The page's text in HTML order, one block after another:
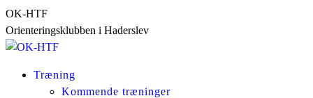
Skip
to
content
OK-HTF
Orienteringsklubben i Haderslev
Træning
Kommende træninger